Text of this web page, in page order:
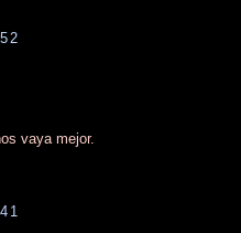
vaya mejor.